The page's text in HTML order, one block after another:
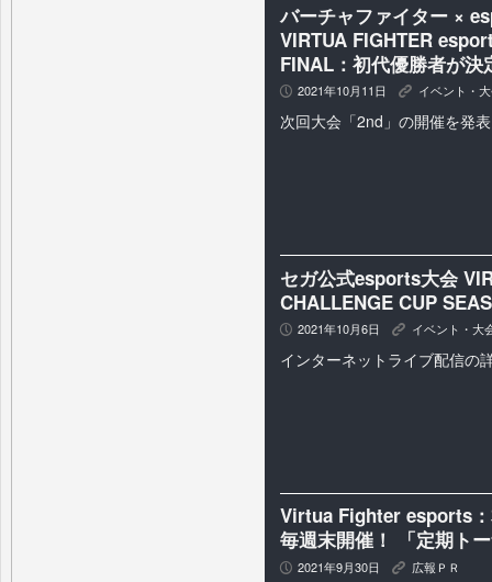
バーチャファイター ×
VIRTUA FIGHTER
FINAL：初代優勝者が決
P 2021年10月11日 K イベント・
次回大会「2nd」の開催を発
セガ公式esports大会
CHALLENGE CUP
P 2021年10月6日 K イベント・大
インターネットライブ配信の
Virtua Fighter esports：
毎週末開催！ 「定期ト
P 2021年9月30日 K 広報ＰＲ